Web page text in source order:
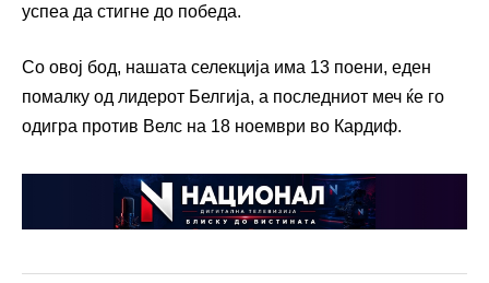
успеа да стигне до победа.
Со овој бод, нашата селекција има 13 поени, еден
помалку од лидерот Белгија, а последниот меч ќе го
одигра против Велс на 18 ноември во Кардиф.